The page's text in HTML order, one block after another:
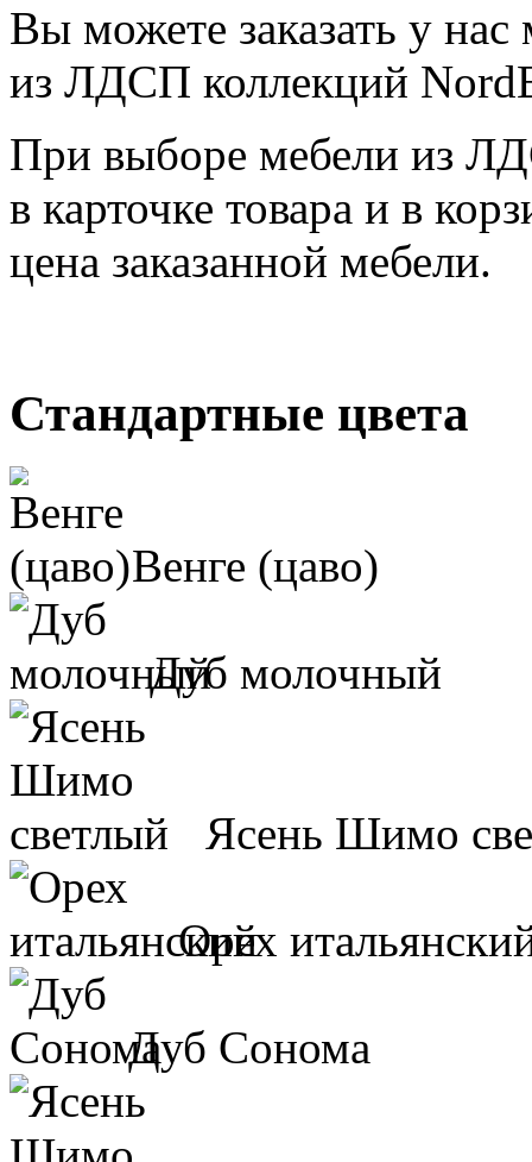
Вы можете заказать у нас
из ЛДСП коллекций
При выборе мебели из
в карточке товара и в
цена заказанной мебели.
Стандартные цвета
Венге (цаво)
Дуб молочный
Ясень Шимо
Орех
Дуб Сонома